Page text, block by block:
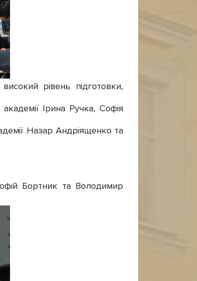
рівень підготовки,
Ірина Ручка, Софія
Назар Андріященко та
Бортник та Володимир